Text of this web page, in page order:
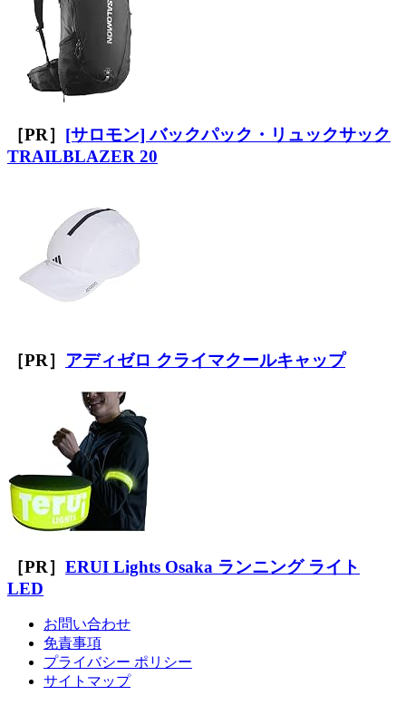
［PR］ [サロモン] バックパック・リュックサック
TRAILBLAZER 20
［PR］ アディゼロ クライマクールキャップ
［PR］ ERUI Lights Osaka ランニング ライト
LED
お問い合わせ
免責事項
プライバシー ポリシー
サイトマップ